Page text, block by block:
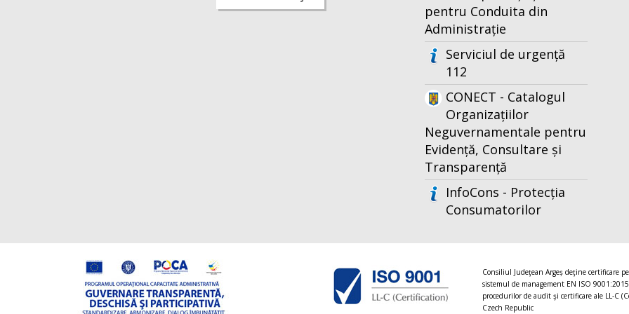
pentru Conduita din
Administrație
Serviciul de urgență
112
CONECT - Catalogul
Organizațiilor
Neguvernamentale pentru
Evidență, Consultare și
Transparență
InfoCons - Protecția
Consumatorilor
Consiliul Judeţean Argeș deţine certificare
sistemul de management EN ISO
procedurilor de audit şi certificare ale LL-C
Czech Republic